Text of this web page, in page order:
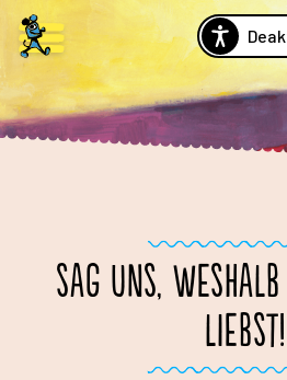
SAG UNS,
LIEBST!